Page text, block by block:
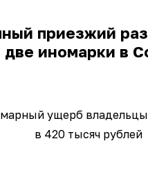
приезжий
две иномарки в
ущерб
в 420 тысяч рублей